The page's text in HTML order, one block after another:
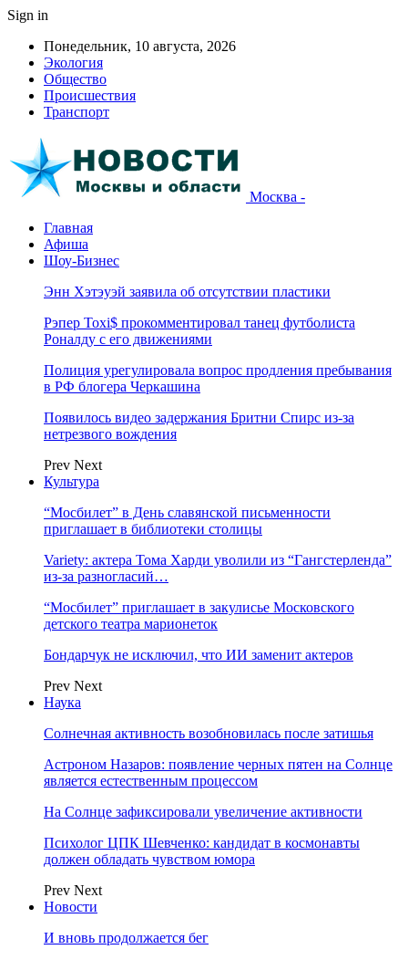
Sign in
Понедельник, 10 августа, 2026
Экология
Общество
Происшествия
Транспорт
Москва -
Главная
Афиша
Шоу-Бизнес
Энн Хэтэуэй заявила об отсутствии пластики
Рэпер Toxi$ прокомментировал танец футболиста
Роналду с его движениями
Полиция урегулировала вопрос продления пребывания
в РФ блогера Черкашина
Появилось видео задержания Бритни Спирс из-за
нетрезвого вождения
Prev Next
Культура
“Мосбилет” в День славянской письменности
приглашает в библиотеки столицы
Variety: актера Тома Харди уволили из “Гангстерленда”
из-за разногласий…
“Мосбилет” приглашает в закулисье Московского
детского театра марионеток
Бондарчук не исключил, что ИИ заменит актеров
Prev Next
Наука
Солнечная активность возобновилась после затишья
Астроном Назаров: появление черных пятен на Солнце
является естественным процессом
На Солнце зафиксировали увеличение активности
Психолог ЦПК Шевченко: кандидат в космонавты
должен обладать чувством юмора
Prev Next
Новости
И вновь продолжается бег